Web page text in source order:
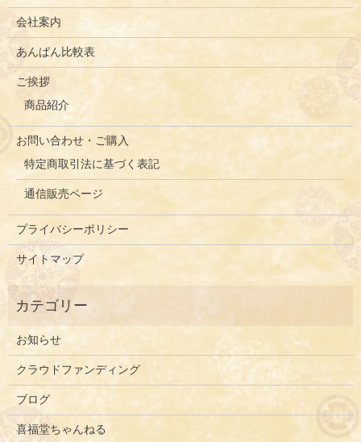
会社案内
あんぱん比較表
ご挨拶
商品紹介
お問い合わせ・ご購入
特定商取引法に基づく表記
通信販売ページ
プライバシーポリシー
サイトマップ
お知らせ
クラウドファンディング
ブログ
喜福堂ちゃんねる